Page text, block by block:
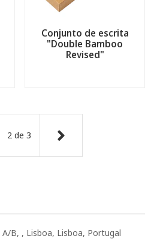
Conjunto de escrita
"Double Bamboo
Revised"
2 de 3
A/B, , Lisboa, Lisboa, Portugal